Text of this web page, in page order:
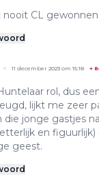
nooit CL
11 december 2023 om 15:18 +
rol, dus
lijkt me zeer
die jonge gastjes
en
geest.